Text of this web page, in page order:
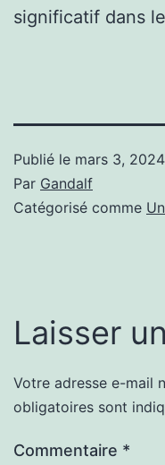
significatif dans
Publié le mars 3, 2024
Par Gandalf
Catégorisé comme
Laisser
Votre adresse e-mail
obligatoires sont
Commentaire *